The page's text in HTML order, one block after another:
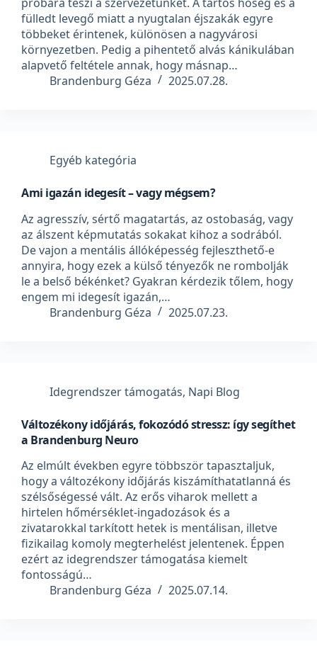
fülledt levegő miatt a nyugtalan éjszakák egyre
többeket érintenek, különösen a nagyvárosi
környezetben. Pedig a pihentető alvás kánikulában
alapvető feltétele annak, hogy másnap…
Brandenburg Géza
2025.07.28.
Egyéb kategória
Ami igazán idegesít – vagy mégsem?
Az agresszív, sértő magatartás, az ostobaság, vagy
az álszent képmutatás sokakat kihoz a sodrából.
De vajon a mentális állóképesség fejleszthető-e
annyira, hogy ezek a külső tényezők ne rombolják
le a belső békénket? Gyakran kérdezik tőlem, hogy
engem mi idegesít igazán,…
Brandenburg Géza
2025.07.23.
Idegrendszer támogatás, Napi Blog
Változékony időjárás, fokozódó stressz: így segíthet
a Brandenburg Neuro
Az elmúlt években egyre többször tapasztaljuk,
hogy a változékony időjárás kiszámíthatatlanná és
szélsőségessé vált. Az erős viharok mellett a
hirtelen hőmérséklet-ingadozások és a
zivatarokkal tarkított hetek is mentálisan, illetve
fizikailag komoly megterhelést jelentenek. Éppen
ezért az idegrendszer támogatása kiemelt
fontosságú…
Brandenburg Géza
2025.07.14.